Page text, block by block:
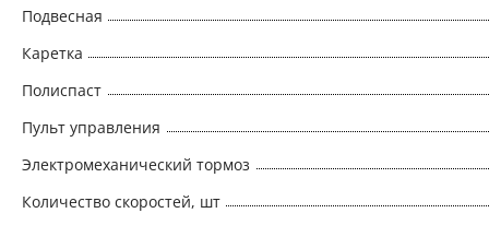
Подвесная
Каретка
Полиспаст
Пульт управления
Электромеханический тормоз
Количество скоростей, шт